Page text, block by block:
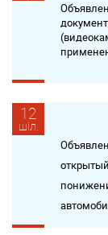
12
шіл.